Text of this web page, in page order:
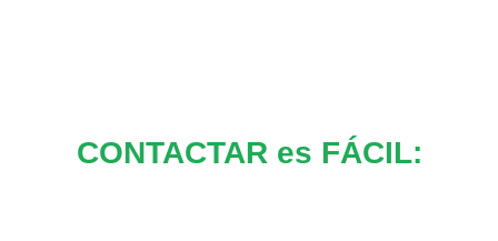
CONTACTAR es FÁCIL: